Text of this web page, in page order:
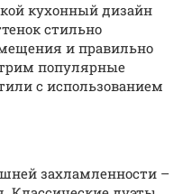
кухонный дизайн
стильно
и правильно
популярные
с использованием
захламленности –